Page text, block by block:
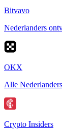
Bitvavo
Nederlanders
OKX
Alle
Crypto Insiders